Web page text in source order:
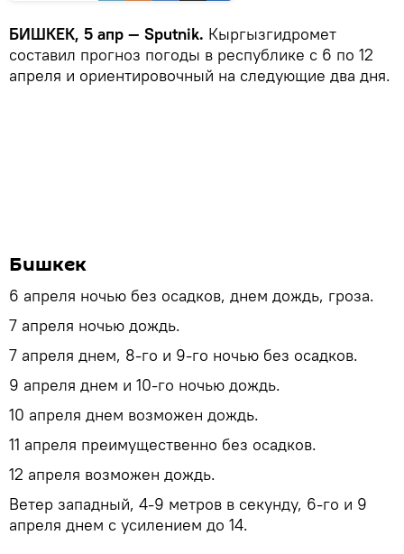
БИШКЕК, 5 апр — Sputnik. Кыргызгидромет
составил прогноз погоды в республике с 6 по 12
апреля и ориентировочный на следующие два дня.
Бишкек
6 апреля ночью без осадков, днем дождь, гроза.
7 апреля ночью дождь.
7 апреля днем, 8-го и 9-го ночью без осадков.
9 апреля днем и 10-го ночью дождь.
10 апреля днем возможен дождь.
11 апреля преимущественно без осадков.
12 апреля возможен дождь.
Ветер западный, 4-9 метров в секунду, 6-го и 9
апреля днем с усилением до 14.